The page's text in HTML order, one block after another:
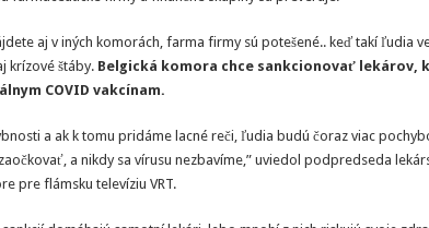
aj v iných komorách, farma firmy sú potešené.. keď takí ľudia
krízové štáby. Belgická komora chce sankcionovať
COVID vakcínam.
a ak k tomu pridáme lacné reči, ľudia budú čoraz viac
a nikdy sa vírusu nezbavíme,” uviedol podpredseda
pre flámsku televíziu VRT.